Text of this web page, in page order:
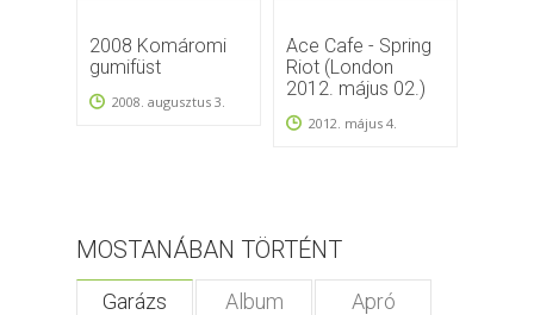
2008 Komáromi
gumifüst
2008. augusztus 3.
Ace Cafe - Spring
Riot (London
2012. május 02.)
2012. május 4.
MOSTANÁBAN TÖRTÉNT
Garázs Album Apró